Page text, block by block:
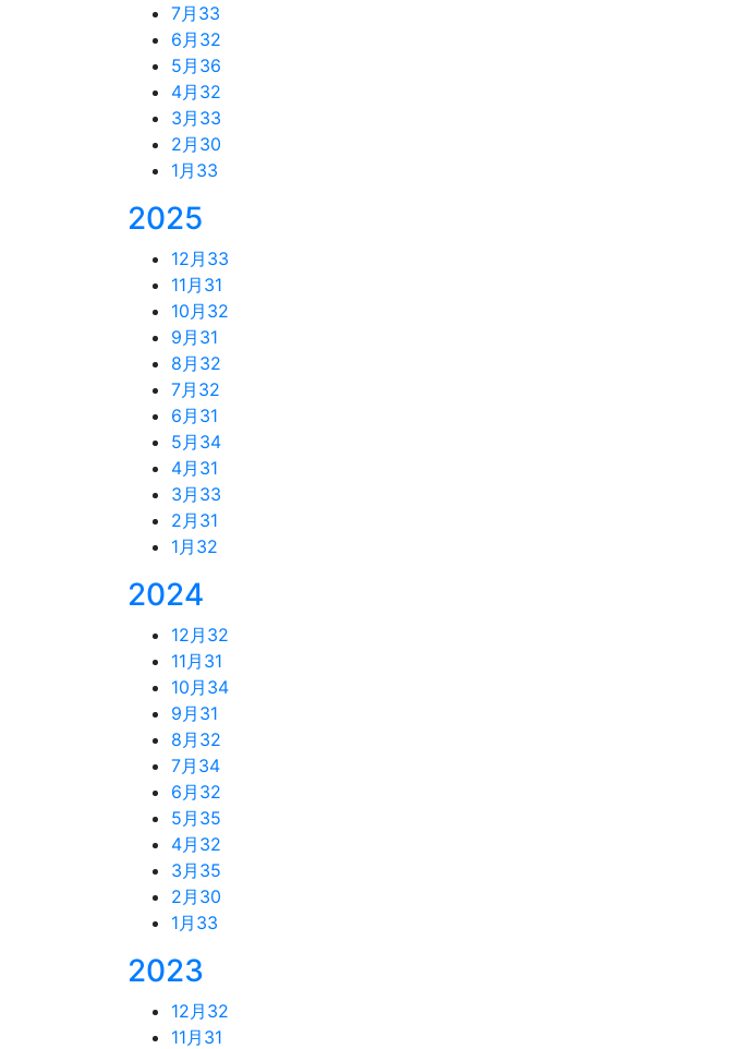
7月 33
6月 32
5月 36
4月 32
3月 33
2月 30
1月 33
2025
12月 33
11月 31
10月 32
9月 31
8月 32
7月 32
6月 31
5月 34
4月 31
3月 33
2月 31
1月 32
2024
12月 32
11月 31
10月 34
9月 31
8月 32
7月 34
6月 32
5月 35
4月 32
3月 35
2月 30
1月 33
2023
12月 32
11月 31